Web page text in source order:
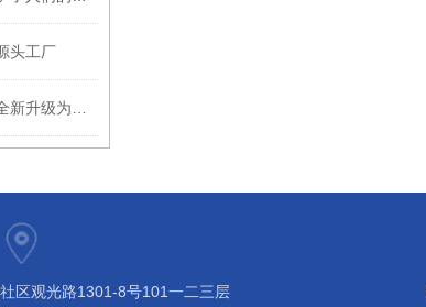
头工厂
区观光路1301-8号101一二三层